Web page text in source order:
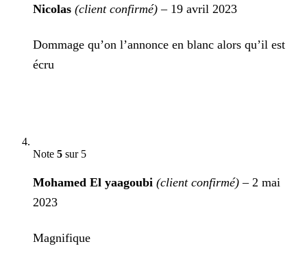
Nicolas (client confirmé) – 19 avril 2023
Dommage qu’on l’annonce en blanc alors qu’il est
écru
Note 5 sur 5
Mohamed El yaagoubi (client confirmé) – 2 mai
2023
Magnifique